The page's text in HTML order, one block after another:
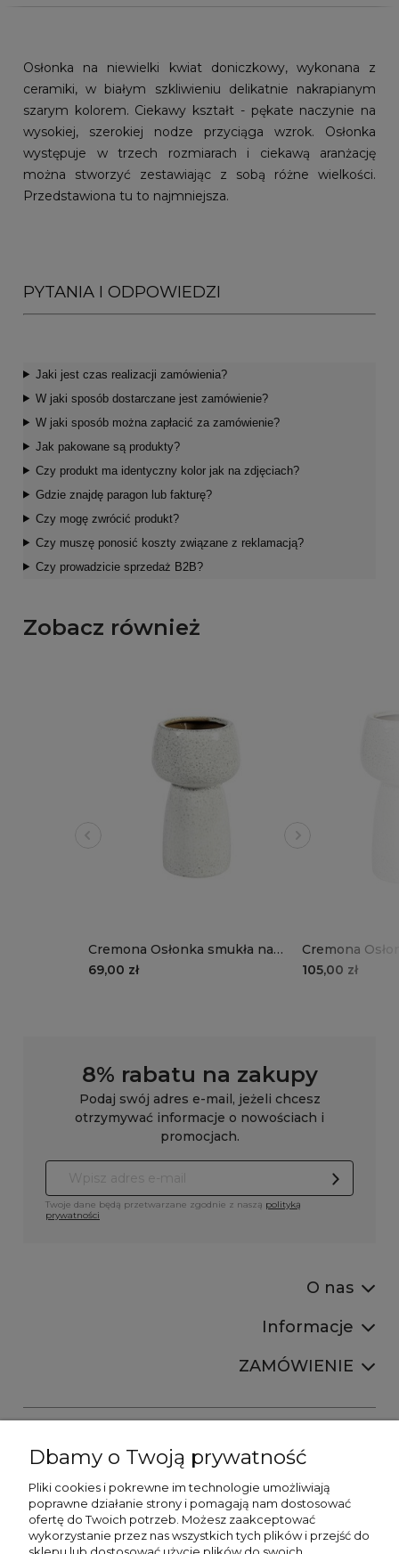
Osłonka na niewielki kwiat doniczkowy, wykonana z
ceramiki, w białym szkliwieniu delikatnie nakrapianym
szarym kolorem. Ciekawy kształt - pękate naczynie na
wysokiej, szerokiej nodze przyciąga wzrok. Osłonka
występuje w trzech rozmiarach i ciekawą aranżację
można stworzyć zestawiając z sobą różne wielkości.
Przedstawiona tu to najmniejsza.
PYTANIA I ODPOWIEDZI
Jaki jest czas realizacji zamówienia?
W jaki sposób dostarczane jest zamówienie?
W jaki sposób można zapłacić za zamówienie?
Jak pakowane są produkty?
Czy produkt ma identyczny kolor jak na zdjęciach?
Gdzie znajdę paragon lub fakturę?
Czy mogę zwrócić produkt?
Czy muszę ponosić koszty związane z reklamacją?
Czy prowadzicie sprzedaż B2B?
Zobacz również
Cremona Osłonka smukła na
nodze, szkliwiona, biała
69,00 zł
Cremona
nodze,
105,00 zł
8% rabatu na zakupy
Podaj swój adres e-mail, jeżeli chcesz
otrzymywać informacje o nowościach i
promocjach.
Twoje dane będą przetwarzane zgodnie z naszą polityką
prywatności
O nas
Informacje
ZAMÓWIENIE
+48606673390
sprzedaz@belldecohome.pl
Dbamy o Twoją prywatność
Pliki cookies i pokrewne im technologie umożliwiają
poprawne działanie strony i pomagają nam dostosować
ofertę do Twoich potrzeb. Możesz zaakceptować
wykorzystanie przez nas wszystkich tych plików i przejść do